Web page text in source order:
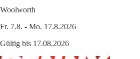
Woolworth
Fr. 7.8. - Mo. 17.8.2026
Gültig bis 17.08.2026